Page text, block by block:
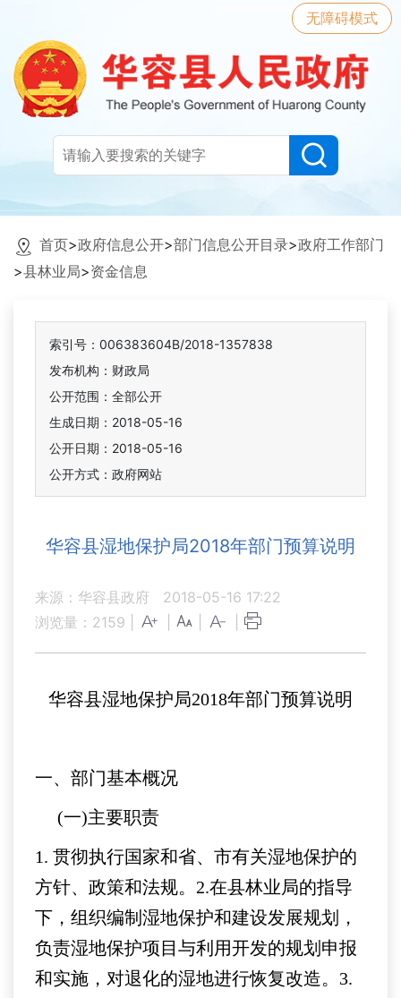
无障碍模式
首页>政府信息公开>部门信息公开目录>政府工作部门
>县林业局>资金信息
索引号：006383604B/2018-1357838
发布机构：财政局
公开范围：全部公开
生成日期：2018-05-16
公开日期：2018-05-16
公开方式：政府网站
华容县湿地保护局2018年部门预算说明
来源：华容县政府
2018-05-16 17:22
浏览量： 2159
华容县湿地保护局2018年部门预算说明
一、部门基本概况
(一)主要职责
1. 贯彻执行国家和省、市有关湿地保护的
方针、政策和法规。2.在县林业局的指导
下，组织编制湿地保护和建设发展规划，
负责湿地保护项目与利用开发的规划申报
和实施，对退化的湿地进行恢复改造。3.